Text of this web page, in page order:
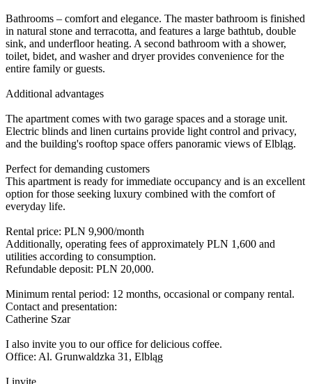
Bathrooms – comfort and elegance. The master bathroom is finished
in natural stone and terracotta, and features a large bathtub, double
sink, and underfloor heating. A second bathroom with a shower,
toilet, bidet, and washer and dryer provides convenience for the
entire family or guests.
Additional advantages
The apartment comes with two garage spaces and a storage unit.
Electric blinds and linen curtains provide light control and privacy,
and the building's rooftop space offers panoramic views of Elbląg.
Perfect for demanding customers
This apartment is ready for immediate occupancy and is an excellent
option for those seeking luxury combined with the comfort of
everyday life.
Rental price: PLN 9,900/month
Additionally, operating fees of approximately PLN 1,600 and
utilities according to consumption.
Refundable deposit: PLN 20,000.
Minimum rental period: 12 months, occasional or company rental.
Contact and presentation:
Catherine Szar
I also invite you to our office for delicious coffee.
Office: Al. Grunwaldzka 31, Elbląg
I invite